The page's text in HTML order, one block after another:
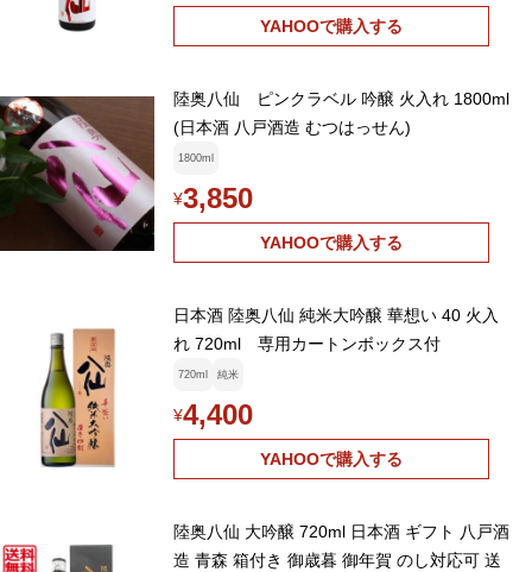
YAHOOで購入する
陸奥八仙 ピンクラベル 吟醸 火入れ 1800ml
(日本酒 八戸酒造 むつはっせん)
1800ml
¥3,850
YAHOOで購入する
日本酒 陸奥八仙 純米大吟醸 華想い 40 火入
れ 720ml 専用カートンボックス付
720ml 純米
¥4,400
YAHOOで購入する
陸奥八仙 大吟醸 720ml 日本酒 ギフト 八戸酒
造 青森 箱付き 御歳暮 御年賀 のし対応可 送